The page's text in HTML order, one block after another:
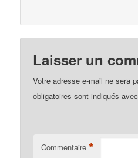
Laisser un
Votre adresse e-mail ne sera
obligatoires sont indiqués
Commentaire *